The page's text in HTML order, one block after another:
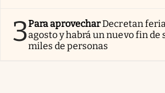
3Para aprovecharDecretan
agosto y habrá un nuevo fin de
miles de personas